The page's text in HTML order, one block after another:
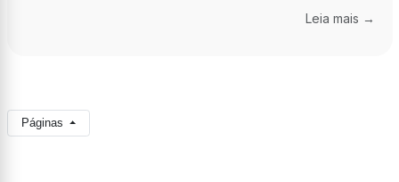
Leia mais →
Páginas